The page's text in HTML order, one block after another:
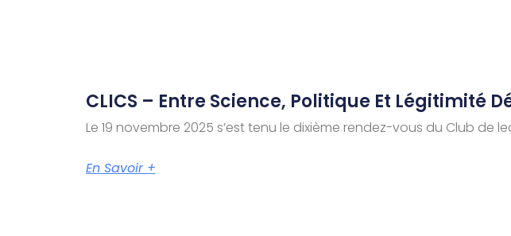
CLICS – Entre Science, Politique Et Légitimité
Le 19 novembre 2025 s’est tenu le dixième rendez-vous du Club de
En Savoir +